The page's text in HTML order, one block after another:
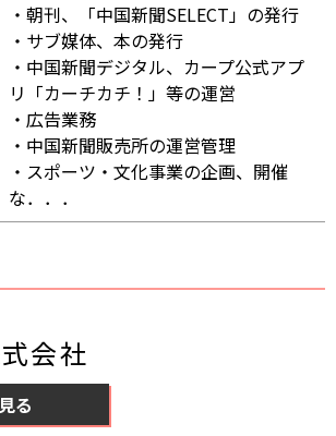
・朝刊、「中国新聞SELECT」の発行
・サブ媒体、本の発行
・中国新聞デジタル、カープ公式アプ
リ「カーチカチ！」等の運営
・広告業務
・中国新聞販売所の運営管理
・スポーツ・文化事業の企画、開催
な．．．
会社
る